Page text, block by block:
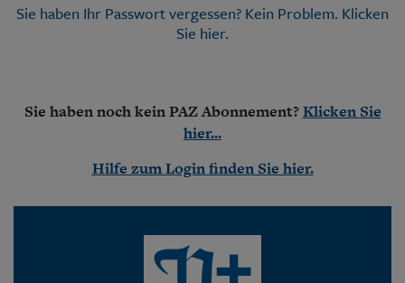
Start
Wer wir sind
Abo Prämien
Archiv
Impressum
Datenschutz
Sie haben Ihr Passwort vergessen? Kein Problem. Klicken
Sie hier.
Sie haben noch kein PAZ Abonnement?Klicken Sie
hier...
Hilfe zum Login finden Sie hier.